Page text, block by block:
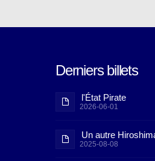
Derniers billets
l'État Pirate
2026-06-01
Un autre
2025-08-08